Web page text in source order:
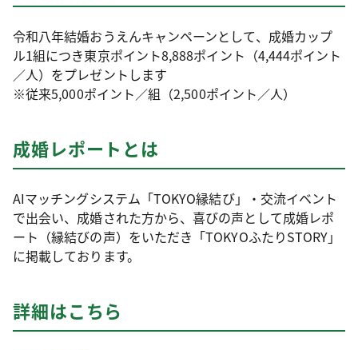
令和八年結婚おうえんキャンペーンとして、成婚カップ
ル1組につき東京ポイント8,888ポイント（4,444ポイント
／人）をプレゼントします
※従来5,000ポイント／組（2,500ポイント／人）
成婚レポートとは
AIマッチングシステム「TOKYO縁結び」・交流イベント
で出会い、成婚された方から、喜びの声として成婚レポ
ート（縁結びの声）をいただき「TOKYOふたりSTORY」
に掲載しております。
詳細はこちら